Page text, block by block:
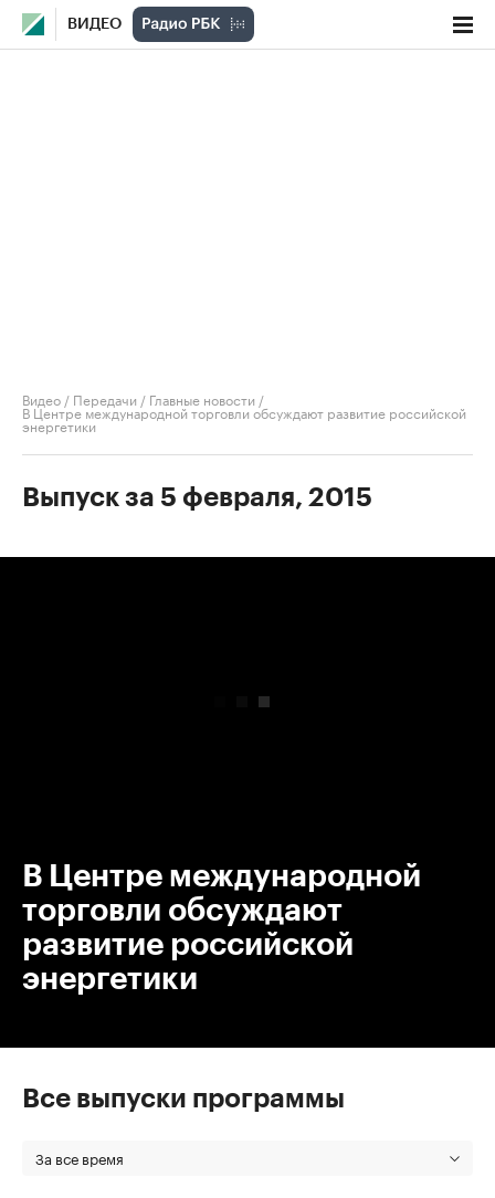
ВИДЕО
Видео / Передачи / Главные новости /
В Центре международной торговли обсуждают развитие российской
энергетики
Выпуск за 5 февраля, 2015
В Центре международной
торговли обсуждают
развитие российской
энергетики
Все выпуски программы
За все время